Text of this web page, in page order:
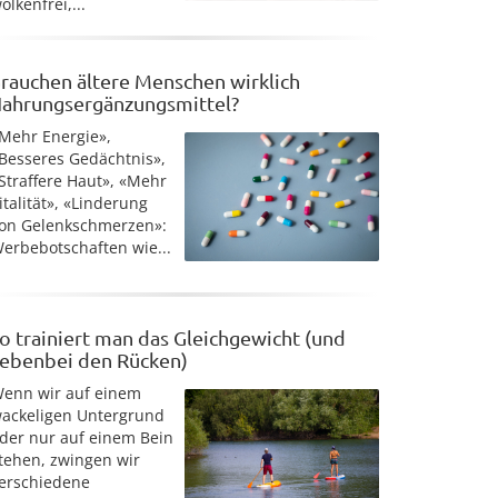
ältere Menschen wirklich
Energie»,
Gedächtnis»,
Haut», «Mehr
«Linderung
Gelenkschmerzen»:
wie...
trainiert man das Gleichgewicht (und
den Rücken)
wir auf einem
Untergrund
nur auf einem Bein
zwingen wir